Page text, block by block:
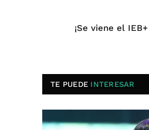
¡Se viene el
TE PUEDE INTERESAR